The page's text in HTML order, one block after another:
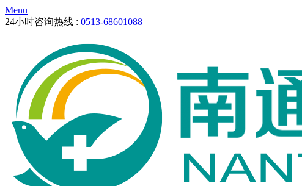
Menu
24小时咨询热线 : 0513-68601088